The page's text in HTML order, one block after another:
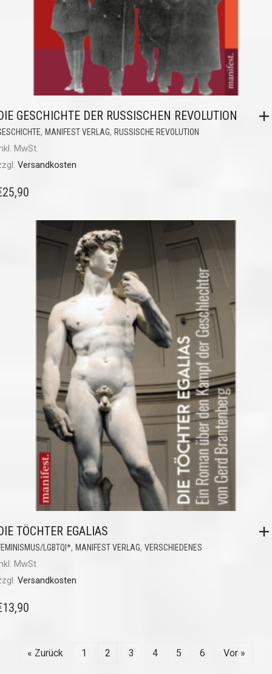
GESCHICHTE DER RUSSISCHEN REVOLUTION
, MANIFEST VERLAG, RUSSISCHE REVOLUTION
MwSt.
Versandkosten
25,90
TÖCHTER EGALIAS
LGBTQI*, MANIFEST VERLAG, VERSCHIEDENES
MwSt.
Versandkosten
13,90
« Zurück 1 2 3 4 5 6 Vor »